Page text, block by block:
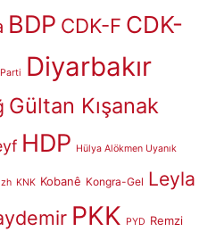
BDP CDK-F CDK-
Diyarbakır
Gültan Kışanak
HDP Hülya Alökmen Uyanık
KNK Kobanê Kongra-Gel Leyla
PKK PYD Remzi